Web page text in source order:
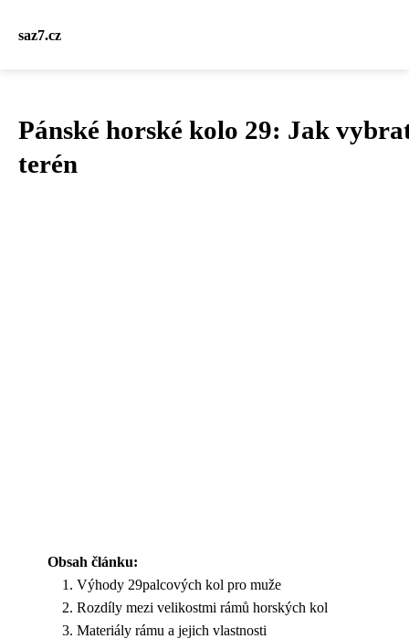
saz7.cz
Pánské horské kolo 29: Jak
terén
Obsah článku:
Výhody 29palcových kol pro muže
Rozdíly mezi velikostmi rámů horských kol
Materiály rámu a jejich vlastnosti